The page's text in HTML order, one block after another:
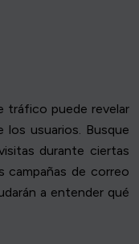
tráfico puede revelar
usuarios. Busque
durante ciertas
campañas de correo
a entender qué